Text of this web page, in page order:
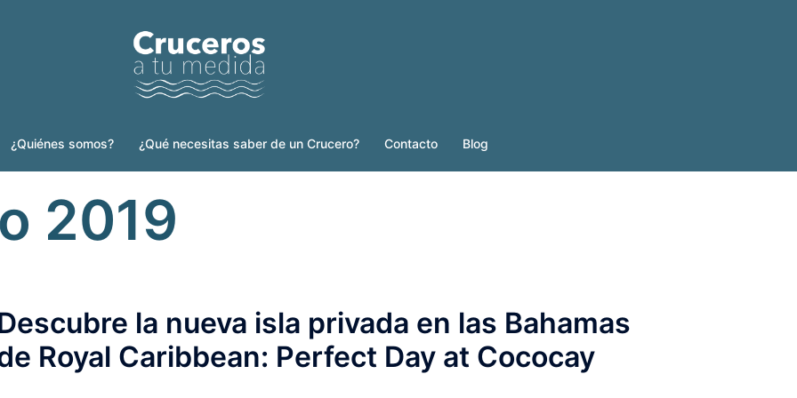
¿Quiénes somos? ¿Qué necesitas saber de un Crucero? Contacto Blog
2019
la nueva isla privada en las Bahamas
Royal Caribbean: Perfect Day at Cococay